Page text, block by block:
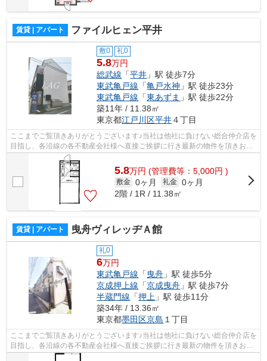
賃貸 | アパート ファイルヒェン平井
敷0 礼0
5.8万円
総武線 「平井 」駅 徒歩7分
東武亀戸線 「亀戸水神 」駅 徒歩23分
東武亀戸線 「東あずま 」駅 徒歩22分
築11年 / 11.38㎡
東京都江戸川区平井４丁目
ここまでご覧頂きありがとうございます♪当社は他社に負けない総合仲介店を
目指し、各沿線の各不動産会社様へ直接ご挨拶に行き最新の物件を頂きお客
様へ提供しております！最新の情報は...
5.8万円 (管理費等：5,000円 )
敷金 0ヶ月 礼金 0ヶ月
2階 / 1R / 11.38㎡
賃貸 | アパート 曳舟ヴィレッヂＡ館
礼0
6万円
東武亀戸線 「 曳舟 」駅 徒歩5分
京成押上線 「京成曳舟 」駅 徒歩7分
半蔵門線 「押上 」駅 徒歩11分
築34年 / 13.36㎡
東京都墨田区京島 １丁目
ここまでご覧頂きありがとうございます♪当社は他社に負けない総合仲介店を
目指し、各沿線の各不動産会社様へ直接ご挨拶に行き最新の物件を頂きお客
様へ提供しております！最新の情報は...